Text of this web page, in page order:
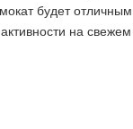
будет
на